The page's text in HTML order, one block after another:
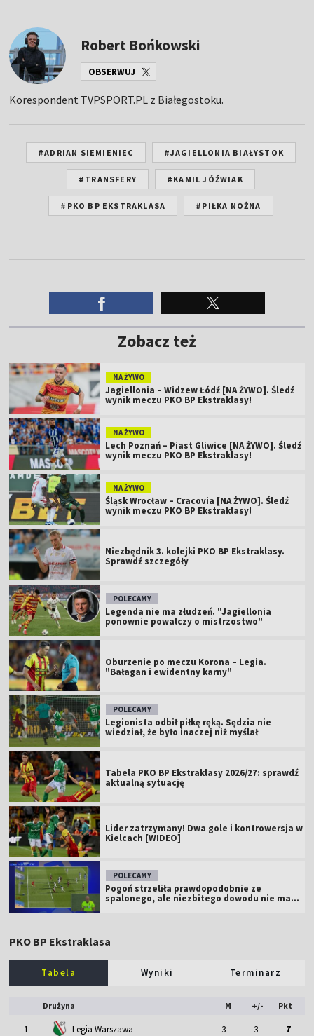
Robert Bońkowski
OBSERWUJ
Korespondent TVPSPORT.PL z Białegostoku.
#ADRIAN SIEMIENIEC #JAGIELLONIA BIAŁYSTOK
#TRANSFERY #KAMIL JÓŹWIAK
#PKO BP EKSTRAKLASA #PIŁKA NOŻNA
Zobacz też
NA ŻYWO
Jagiellonia – Widzew Łódź [NA ŻYWO]. Śledź
wynik meczu PKO BP Ekstraklasy!
NA ŻYWO
Lech Poznań – Piast Gliwice [NA ŻYWO]. Śledź
wynik meczu PKO BP Ekstraklasy!
NA ŻYWO
Śląsk Wrocław – Cracovia [NA ŻYWO]. Śledź
wynik meczu PKO BP Ekstraklasy!
Niezbędnik 3. kolejki PKO BP Ekstraklasy.
Sprawdź szczegóły
POLECAMY
Legenda nie ma złudzeń. "Jagiellonia
ponownie powalczy o mistrzostwo"
Oburzenie po meczu Korona – Legia.
"Bałagan i ewidentny karny"
POLECAMY
Legionista odbił piłkę ręką. Sędzia nie
wiedział, że było inaczej niż myślał
Tabela PKO BP Ekstraklasy 2026/27: sprawdź
aktualną sytuację
Lider zatrzymany! Dwa gole i kontrowersja w
Kielcach [WIDEO]
POLECAMY
Pogoń strzeliła prawdopodobnie ze
spalonego, ale niezbitego dowodu nie ma...
PKO BP Ekstraklasa
Tabela Wyniki Terminarz
Drużyna M +/- Pkt
1 Legia Warszawa 3 3 7